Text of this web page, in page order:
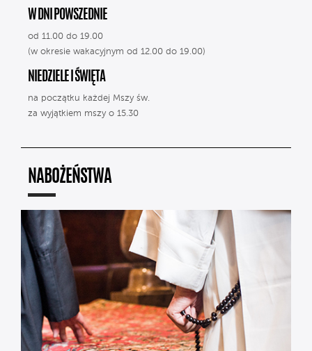
W DNI POWSZEDNIE
od 11.00 do 19.00
(w okresie wakacyjnym od 12.00 do 19.00)
NIEDZIELE I ŚWIĘTA
na początku każdej Mszy św.
za wyjątkiem mszy o 15.30
NABOŻEŃSTWA